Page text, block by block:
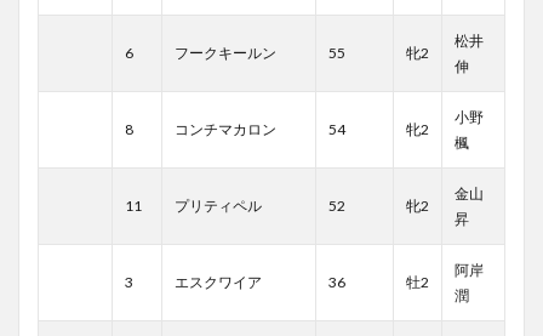
6 フークキールン 55 牝2
松井
伸
8 コンチマカロン 54 牝2
小野
楓
11 プリティペル 52 牝2
金山
昇
3 エスクワイア 36 牡2
阿岸
潤